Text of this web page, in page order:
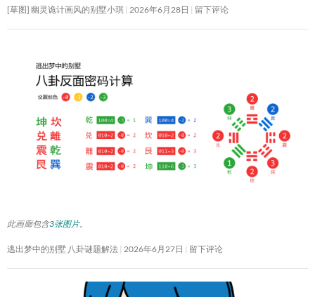
[草图] 幽灵诡计画风的别墅小琪 2026年6月28日 留下评论
此画廊包含3张图片。
逃出梦中的别墅 八卦谜题解法 2026年6月27日 留下评论